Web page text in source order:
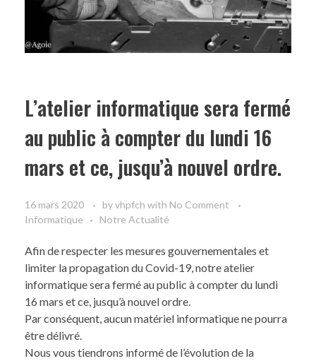
L’atelier informatique sera fermé
au public à compter du lundi 16
mars et ce, jusqu’à nouvel ordre.
16 mars 2020 byvhpfch with No Comment
Informatique
Notre Actualité
Afin de respecter les mesures gouvernementales et
limiter la propagation du Covid-19, notre atelier
informatique sera fermé au public à compter du lundi
16 mars et ce, jusqu’à nouvel ordre.
Par conséquent, aucun matériel informatique ne pourra
être délivré.
Nous vous tiendrons informé de l’évolution de la